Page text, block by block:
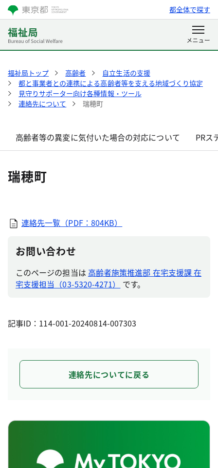
都全体で探す
福祉局トップ 高齢者
自立生活の支援
都と事業者との連携による高齢者等を支える地域づくり協定
見守りサポーター向け各種情報・ツール
連絡先について
瑞穂町
高齢者等の異変に気付いた場合の対応について PRス
瑞穂町
連絡先一覧（PDF：804KB）
お問い合わせ
このページの担当は 高齢者施策推進部 在宅支援課 在
宅支援担当（03-5320-4271）
です。
記事ID：114-001-20240814-007303
連絡先についてに戻る